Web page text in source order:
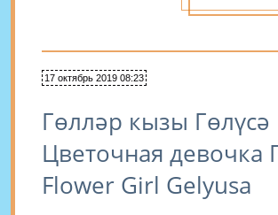
17 октябрь 2019 08:23
Гөлләр кызы Гөлүсә
Цветочная девочка
Flower Girl Gelyusa